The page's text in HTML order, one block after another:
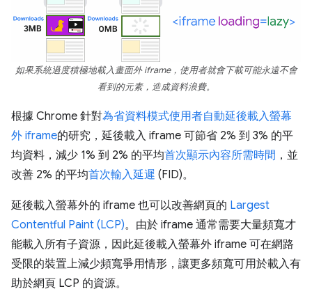
如果系統過度積極地載入畫面外 iframe，使用者就會下載可能永遠不會
看到的元素，造成資料浪費。
根據 Chrome 針對為省資料模式使用者自動延後載入螢幕
外 iframe的研究，延後載入 iframe 可節省 2% 到 3% 的平
均資料，減少 1% 到 2% 的平均首次顯示內容所需時間 ，並
改善 2% 的平均首次輸入延遲 (FID)。
延後載入螢幕外的 iframe 也可以改善網頁的 Largest
Contentful Paint (LCP)。由於 iframe 通常需要大量頻寬才
能載入所有子資源，因此延後載入螢幕外 iframe 可在網路
受限的裝置上減少頻寬爭用情形，讓更多頻寬可用於載入有
助於網頁 LCP 的資源。